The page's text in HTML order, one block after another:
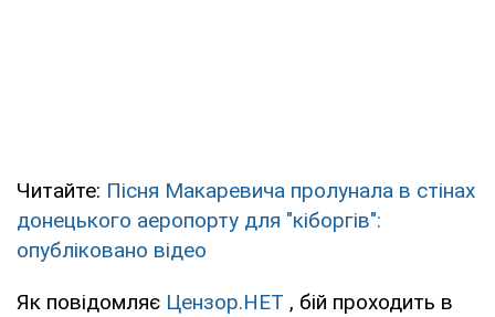
Читайте: Пісня Макаревича пролунала в стінах
донецького аеропорту для "кіборгів":
опубліковано відео
Як повідомляє Цензор.НЕТ , бій проходить в